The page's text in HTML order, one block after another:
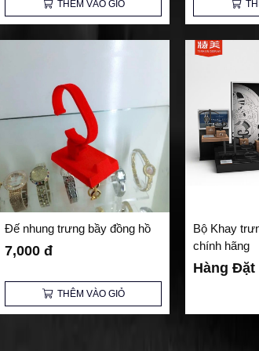
THÊM VÀO GIỎ
Đế nhung trưng bầy đồng hồ
7,000 đ
THÊM VÀO GIỎ
Bộ Khay
chính hãng
Hàng Đặt